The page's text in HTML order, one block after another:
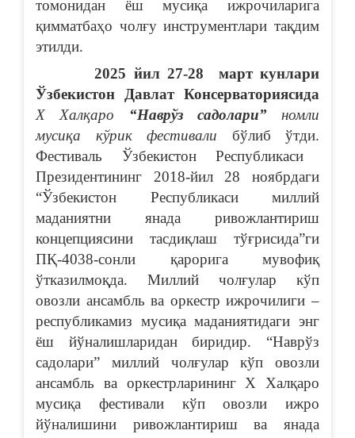
томонидан ёш мусиқа ижрочиларига
қимматбаҳо чолғу инструментлари тақдим
этилди.
2025 йил 27-28 март кунлари
Ўзбекистон Давлат Консерваториясида
X Халқаро “Наврўз садолари”номли
мусиқа кўрик фестивали бўлиб ўтди.
Фестиваль Ўзбекистон Республикаси
Президентининг 2018-йил 28 ноябрдаги
“Ўзбекистон Республикаси миллий
маданиятни янада ривожлантириш
концепциясини тасдиқлаш тўғрисида”ги
ПҚ-4038-сонли қарорига мувофиқ
ўтказилмоқда. Миллий чолғулар кўп
овозли ансамбль ва оркестр ижрочилиги –
республикамиз мусиқа маданиятидаги энг
ёш йўналишларидан биридир. “Наврўз
садолари” миллий чолғулар кўп овозли
ансамбль ва оркестрларининг X Халқаро
мусиқа фестивали кўп овозли ижро
йўналишини ривожлантириш ва янада